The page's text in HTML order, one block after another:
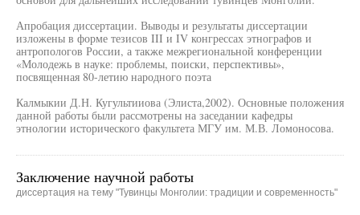
Апробация диссертации. Выводы и результаты диссертации
изложены в форме тезисов III и IV конгрессах этнографов и
антропологов России, а также межрегиональной конференции
«Молодежь в науке: проблемы, поиски, перспективы»,
посвященная 80-летию народного поэта
Калмыкии Д.Н. Кугультииова (Элиста,2002). Основные положения
данной работы были рассмотрены на заседании кафедры
этнологии исторического факультета МГУ им. М.В. Ломоносова.
Заключение научной работы
диссертация на тему "Тувинцы Монголии: традиции и современность"